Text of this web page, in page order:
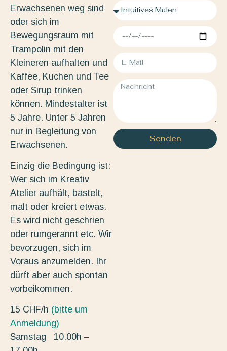
Erwachsenen weg sind
oder sich im
Bewegungsraum mit
Trampolin mit den
Kleineren aufhalten und
Kaffee, Kuchen und Tee
oder Sirup trinken
können. Mindestalter ist
5 Jahre. Unter 5 Jahren
nur in Begleitung von
Erwachsenen.
Einzig die Bedingung ist:
Wer sich im Kreativ
Atelier aufhält, bastelt,
malt oder kreiert etwas.
Es wird nicht geschrien
oder rumgerannt etc. Wir
bevorzugen, sich im
Voraus anzumelden. Ihr
dürft aber auch spontan
vorbeikommen.
15 CHF/h (bitte um
Anmeldung)
Samstag 10.00h –
Senden